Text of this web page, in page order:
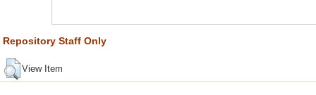
Repository Staff Only
View Item